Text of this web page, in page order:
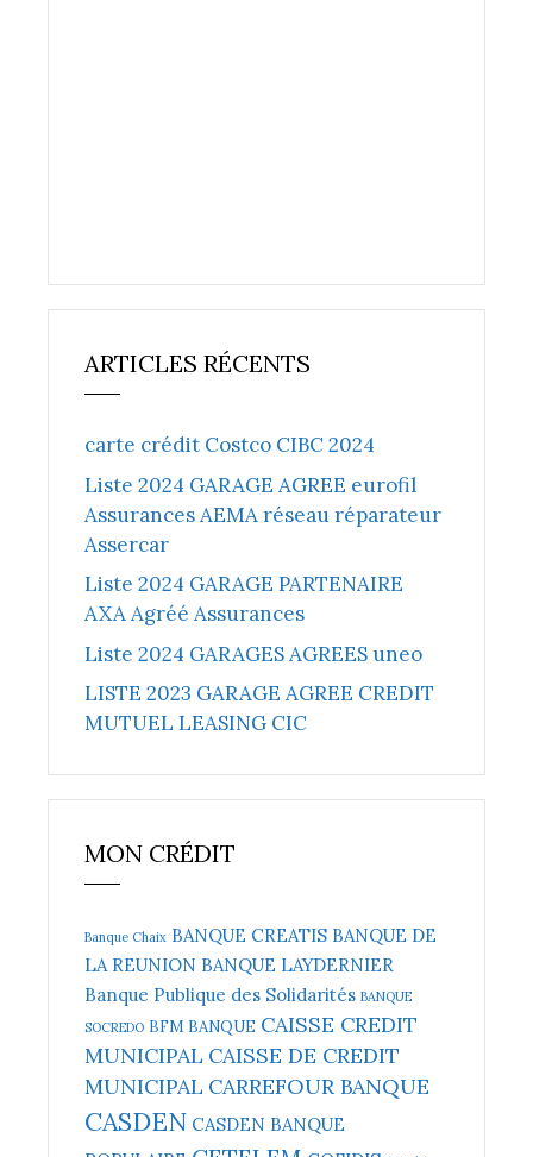
ARTICLES RÉCENTS
carte crédit Costco CIBC 2024
Liste 2024 GARAGE AGREE eurofil
Assurances AEMA réseau réparateur
Assercar
Liste 2024 GARAGE PARTENAIRE
AXA Agréé Assurances
Liste 2024 GARAGES AGREES uneo
LISTE 2023 GARAGE AGREE CREDIT
MUTUEL LEASING CIC
MON CRÉDIT
Banque Chaix BANQUE CREATIS BANQUE DE
LA REUNION BANQUE LAYDERNIER
Banque Publique des Solidarités BANQUE
SOCREDO BFM BANQUE CAISSE CREDIT
MUNICIPAL CAISSE DE CREDIT
MUNICIPAL CARREFOUR BANQUE
CASDEN CASDEN BANQUE